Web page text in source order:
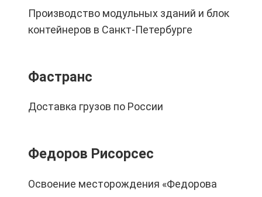
Производство модульных зданий и блок
контейнеров в Санкт-Петербурге
Фастранс
Доставка грузов по России
Федоров Рисорсес
Освоение месторождения «Федорова